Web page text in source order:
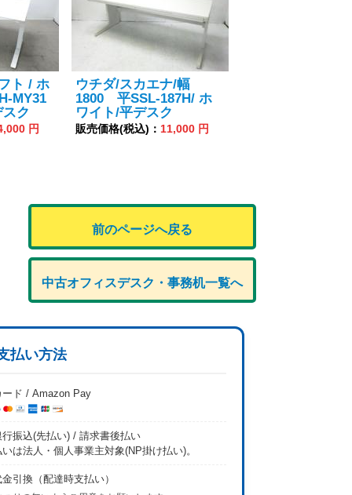
ト / ホ
MY31
ク
円
ウチダ/スカエナ/幅
1800 平SSL-187H/ ホ
ワイト/平デスク
販売価格(税込)： 11,000 円
前のページへ戻る
中古オフィスデスク・事務机一覧へ
払い方法
ード / Amazon Pay
行振込(先払い) / 請求書後払い
は法人・個人事業主対象(NP掛け払い)。
引換（配達時支払い）